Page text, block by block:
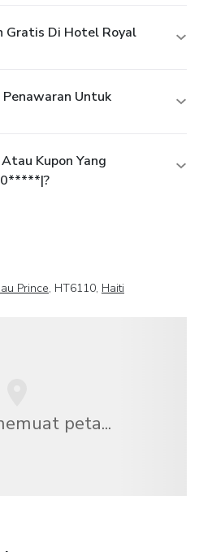
Gratis Di Hotel Royal
Untuk
Kupon Yang
Prince, HT6110, Haiti
peta...